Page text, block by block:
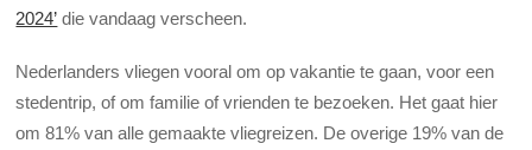
2024’ die vandaag verscheen.
Nederlanders vliegen vooral om op vakantie te gaan, voor een
stedentrip, of om familie of vrienden te bezoeken. Het gaat hier
om 81% van alle gemaakte vliegreizen. De overige 19% van de